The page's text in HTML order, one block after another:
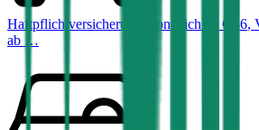
Haftpflichtversicherung monatlich ab € 36,
ab …